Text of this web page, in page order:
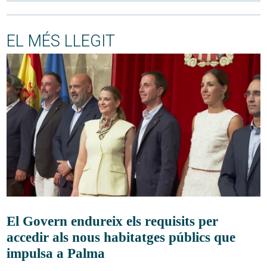
EL MÉS LLEGIT
El Govern endureix els requisits per
accedir als nous habitatges públics que
impulsa a Palma